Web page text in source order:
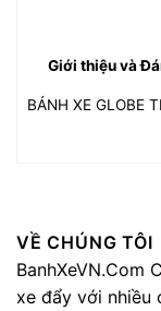
Giới thiệu và
BÁNH XE GLOBE
VỀ CHÚNG TÔI
BanhXeVN.Com
xe đẩy với nhiều